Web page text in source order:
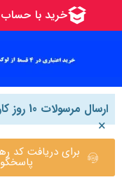
ارسال مرسولات 10 روز کاری میباشد
×
برای دریافت کد
پاسخگویی 11 الی